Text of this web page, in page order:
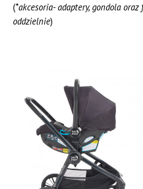
(*akcesoria- adaptery, gondola
oddzielnie)